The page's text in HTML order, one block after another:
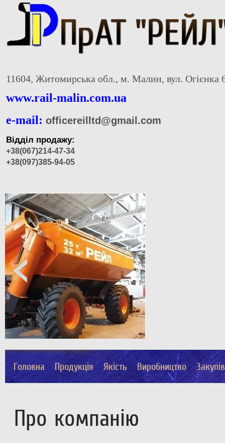
11604, Житомирська обл., м. Малин, вул. Огієнка
www.rail-malin.com.ua
e-mail: officereilltd@gmail.com
Відділ продажу:
+38(067)214-47-34
+38(097)385-94-05
Головна Продукція Якість Виробництво
Про компанію